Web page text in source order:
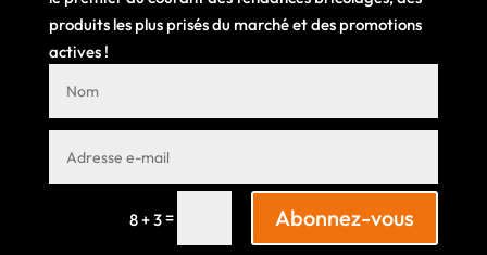
produits les plus prisés du marché et des promotions
actives !
8 + 3= Abonnez-vous